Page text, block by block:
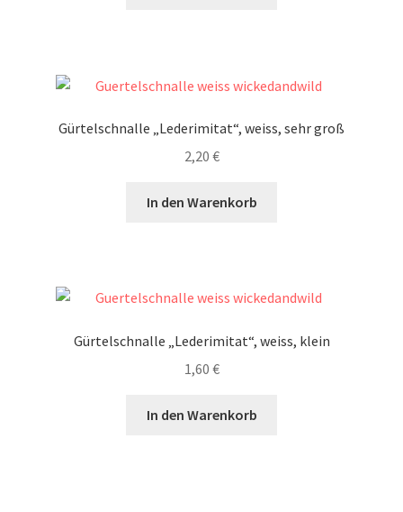
Gürtelschnalle „Lederimitat“, weiss, sehr groß
2,20 €
In den Warenkorb
Gürtelschnalle „Lederimitat“, weiss, klein
1,60 €
In den Warenkorb